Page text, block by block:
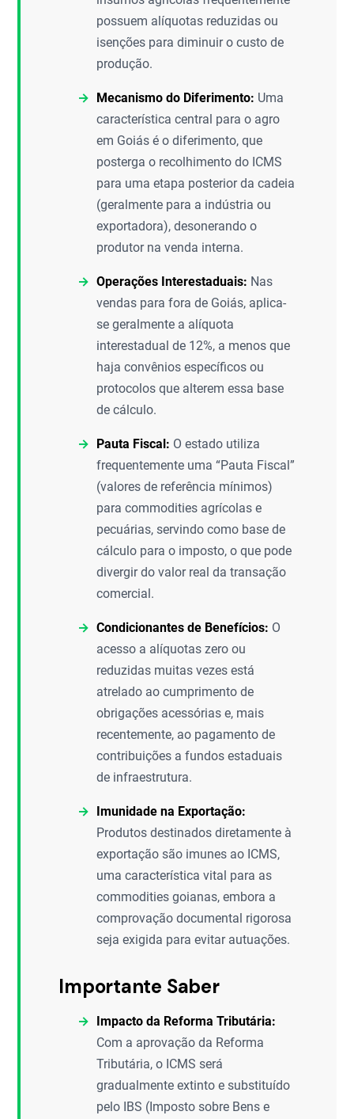
possuem alíquotas reduzidas ou
isenções para diminuir o custo de
produção.
Mecanismo do Diferimento: Uma
característica central para o agro
em Goiás é o diferimento, que
posterga o recolhimento do ICMS
para uma etapa posterior da cadeia
(geralmente para a indústria ou
exportadora), desonerando o
produtor na venda interna.
Operações Interestaduais: Nas
vendas para fora de Goiás, aplica-
se geralmente a alíquota
interestadual de 12%, a menos que
haja convênios específicos ou
protocolos que alterem essa base
de cálculo.
Pauta Fiscal: O estado utiliza
frequentemente uma “Pauta Fiscal”
(valores de referência mínimos)
para commodities agrícolas e
pecuárias, servindo como base de
cálculo para o imposto, o que pode
divergir do valor real da transação
comercial.
Condicionantes de Benefícios: O
acesso a alíquotas zero ou
reduzidas muitas vezes está
atrelado ao cumprimento de
obrigações acessórias e, mais
recentemente, ao pagamento de
contribuições a fundos estaduais
de infraestrutura.
Imunidade na Exportação:
Produtos destinados diretamente à
exportação são imunes ao ICMS,
uma característica vital para as
commodities goianas, embora a
comprovação documental rigorosa
seja exigida para evitar autuações.
Importante Saber
Impacto da Reforma Tributária:
Com a aprovação da Reforma
Tributária, o ICMS será
gradualmente extinto e substituído
pelo IBS (Imposto sobre Bens e